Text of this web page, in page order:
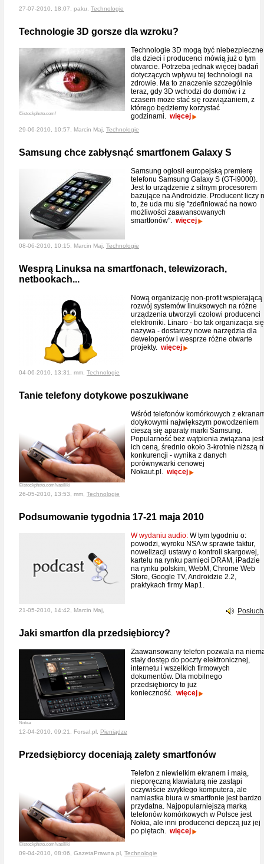
27-07-2010, 18:07, paku, Technologie
Technologie 3D gorsze dla wzroku?
©istockphoto.com/
Technologie 3D mogą być niebezpieczne
dla dzieci i producenci mówią już o tym
otwarcie. Potrzeba jednak więcej badań
dotyczących wpływu tej technologii na
zdrowie. Ma to znaczenie szczególnie
teraz, gdy 3D wchodzi do domów i z
czasem może stać się rozwiązaniem, z
którego będziemy korzystać
godzinami. więcej
29-06-2010, 10:57, Marcin Maj, Technologie
Samsung chce zabłysnąć smartfonem Galaxy S
Samsung ogłosił europejską premierę
telefonu Samsung Galaxy S (GT-i9000).
Jest to urządzenie z silnym procesorem
bazujące na Androidzie. Producent liczy
to, że uda mu się "zdefiniować na nowo
możliwości zaawansowanych
smartfonów". więcej
08-06-2010, 10:15, Marcin Maj, Technologie
Wesprą Linuksa na smartfonach, telewizorach,
netbookach...
Nową organizację non-profit wspierającą
rozwój systemów linuksowych na różne
urządzenia utworzyli czołowi producenci
elektroniki. Linaro - bo tak organizacja się
nazywa - dostarczy nowe narzędzia dla
deweloperów i wesprze różne otwarte
projekty. więcej
04-06-2010, 13:31, mm, Technologie
Tanie telefony dotykowe poszukiwane
©istockphoto.com/vasiliki
Wśród telefonów komórkowych z
dotykowymi największym powodzeniem
cieszą się aparaty marki Samsung.
Popularność bez wątpienia związana
ich ceną, średnio około 3-krotnie niższą
konkurencji - wynika z danych
porównywarki cenowej
Nokaut.pl. więcej
26-05-2010, 13:53, mm, Technologie
Podsumowanie tygodnia 17-21 maja 2010
W wydaniu audio: W tym tygodniu o:
powodzi, wyroku NSA w sprawie faktur,
nowelizacji ustawy o kontroli skargowej,
kartelu na rynku pamięci DRAM, iPadzie
na rynku polskim, WebM, Chrome Web
Store, Google TV, Androidzie 2.2,
praktykach firmy Map1.
21-05-2010, 14:42, Marcin Maj,
Jaki smartfon dla przedsiębiorcy?
Nokia
Zaawansowany telefon pozwala na
stały dostęp do poczty elektronicznej,
internetu i wszelkich firmowych
dokumentów. Dla mobilnego
przedsiębiorcy to już
konieczność. więcej
12-04-2010, 09:21, Forsal.pl, Pieniądze
Przedsiębiorcy doceniają zalety smartfonów
©istockphoto.com/vasiliki
Telefon z niewielkim ekranem i małą,
nieporęczną klawiaturą nie zastąpi
oczywiście zwykłego komputera, ale
namiastka biura w smartfonie jest bardzo
przydatna. Najpopularniejszą marką
telefonów komórkowych w Polsce jest
Nokia, ale inni producenci depczą już jej
po piętach. więcej
09-04-2010, 08:06, GazetaPrawna.pl, Technologie